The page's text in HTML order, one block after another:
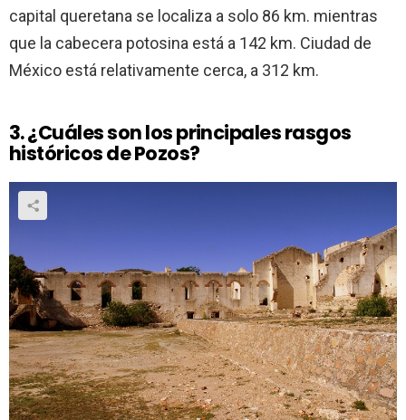
capital queretana se localiza a solo 86 km. mientras
que la cabecera potosina está a 142 km. Ciudad de
México está relativamente cerca, a 312 km.
3. ¿Cuáles son los principales rasgos
históricos de Pozos?